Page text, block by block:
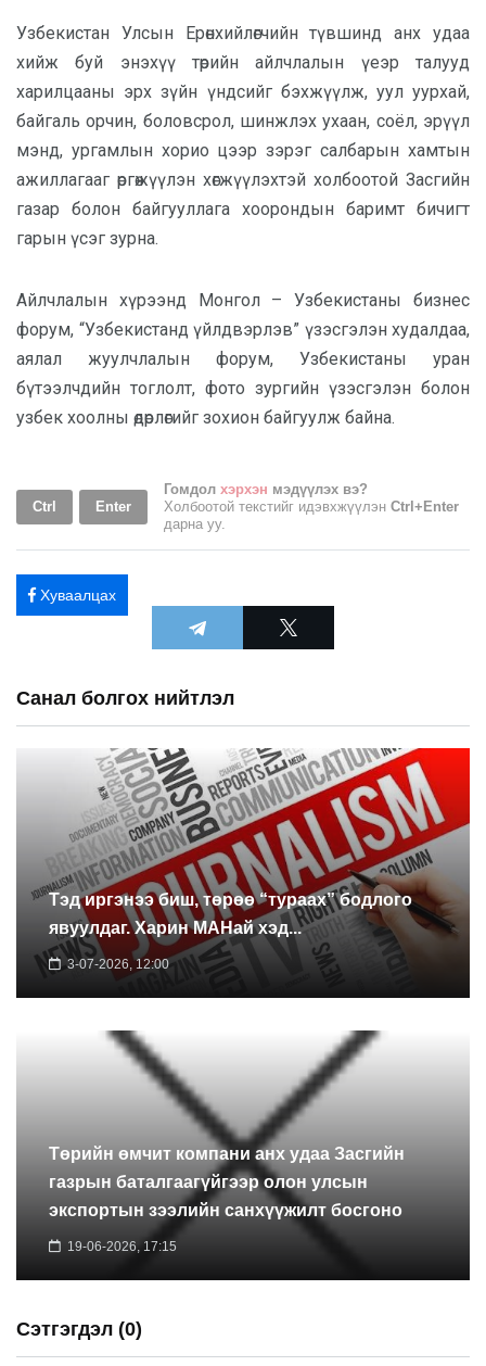
Узбекистан Улсын Ерөнхийлөгчийн түвшинд анх удаа
хийж буй энэхүү төрийн айлчлалын үеэр талууд
харилцааны эрх зүйн үндсийг бэхжүүлж, уул уурхай,
байгаль орчин, боловсрол, шинжлэх ухаан, соёл, эрүүл
мэнд, ургамлын хорио цээр зэрэг салбарын хамтын
ажиллагааг өргөжүүлэн хөгжүүлэхтэй холбоотой Засгийн
газар болон байгууллага хоорондын баримт бичигт
гарын үсэг зурна.
Айлчлалын хүрээнд Монгол – Узбекистаны бизнес
форум, “Узбекистанд үйлдвэрлэв” үзэсгэлэн худалдаа,
аялал жуулчлалын форум, Узбекистаны уран
бүтээлчдийн тоглолт, фото зургийн үзэсгэлэн болон
узбек хоолны өдөрлөгийг зохион байгуулж байна.
Ctrl Enter
Гомдол хэрхэн мэдүүлэх вэ?
Холбоотой текстийг идэвхжүүлэн Ctrl+Enter
дарна уу.
Хуваалцах
Санал болгох нийтлэл
Тэд иргэнээ биш, төрөө “тураах” бодлого
явуулдаг. Харин МАНай хэд...
3-07-2026, 12:00
Төрийн өмчит компани анх удаа Засгийн
газрын баталгаагүйгээр олон улсын
экспортын зээлийн санхүүжилт босгоно
19-06-2026, 17:15
Сэтгэгдэл (0)